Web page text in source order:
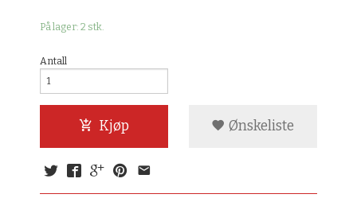
På lager: 2 stk.
Antall
Kjøp Ønskeliste